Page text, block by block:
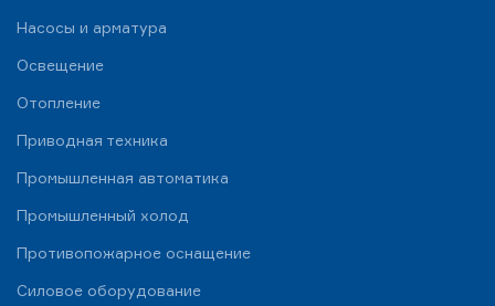
Насосы и арматура
Освещение
Отопление
Приводная техника
Промышленная автоматика
Промышленный холод
Противопожарное оснащение
Силовое оборудование